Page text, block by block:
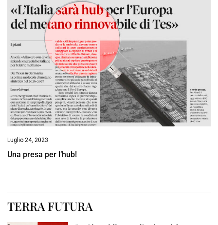
Luglio 24, 2023
Una presa per l’hub!
TERRA FUTURA